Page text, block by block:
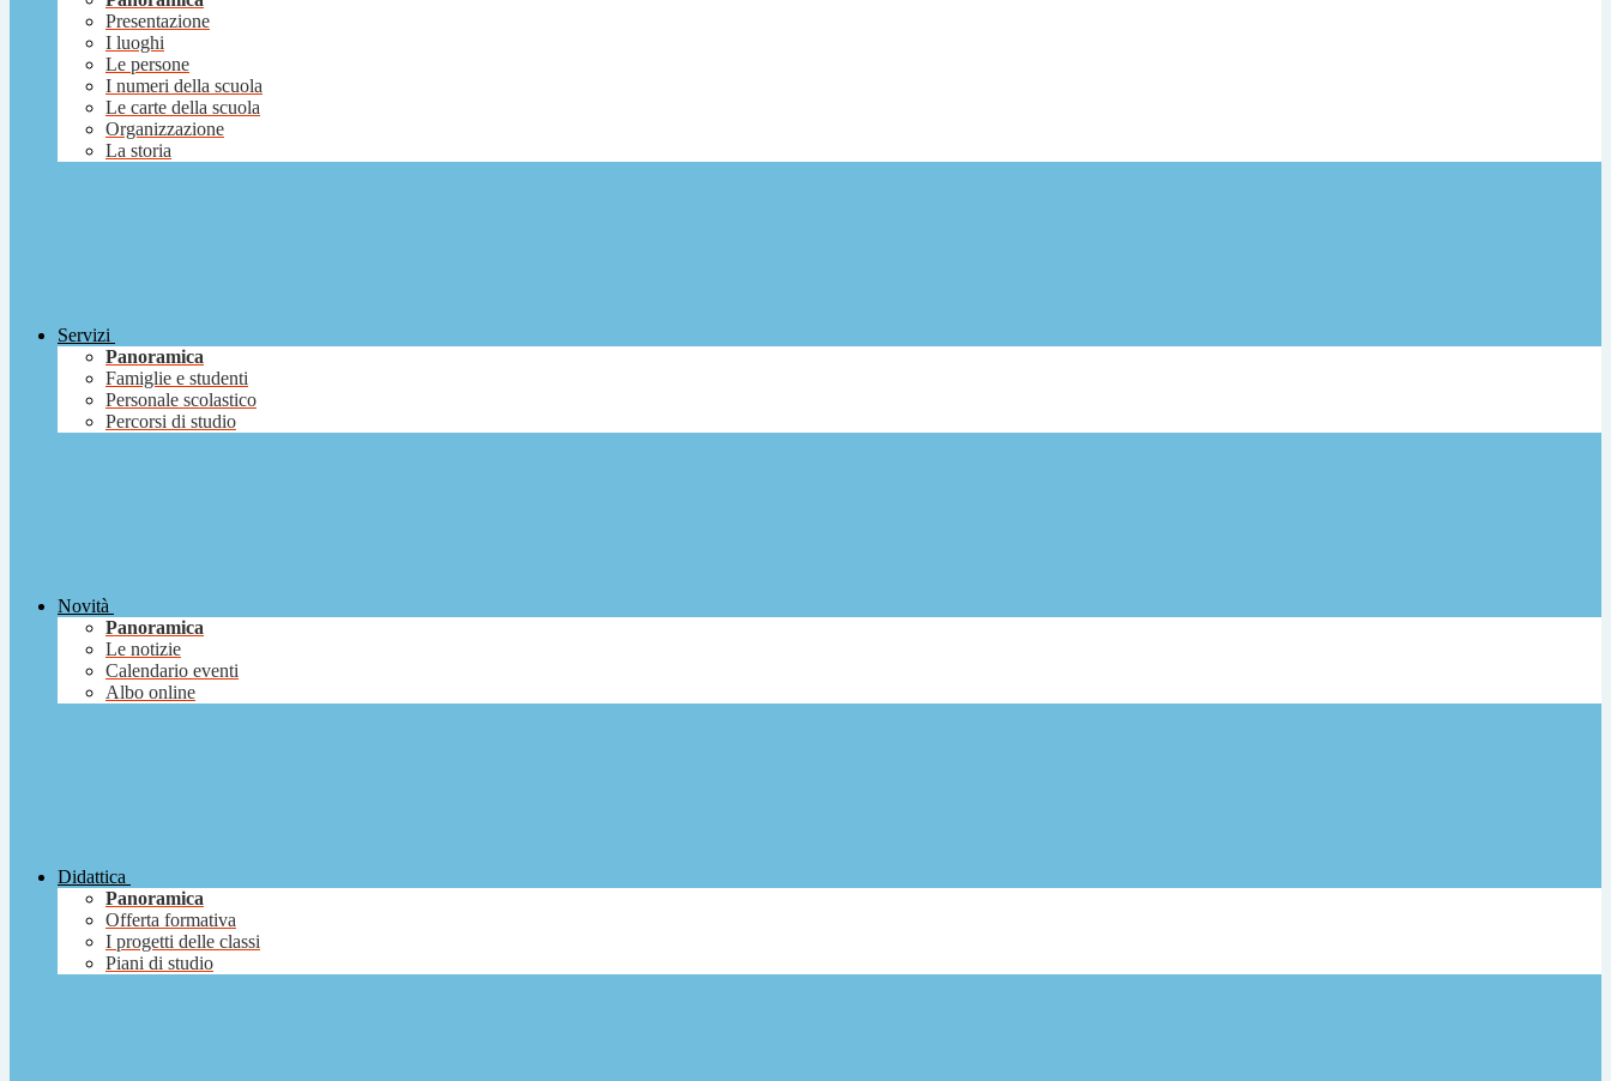
Presentazione
I luoghi
Le persone
I numeri della scuola
Le carte della scuola
Organizzazione
La storia
Servizi
Panoramica
Famiglie e studenti
Personale scolastico
Percorsi di studio
Novità
Panoramica
Le notizie
Calendario eventi
Albo online
Didattica
Panoramica
Offerta formativa
I progetti delle classi
Piani di studio